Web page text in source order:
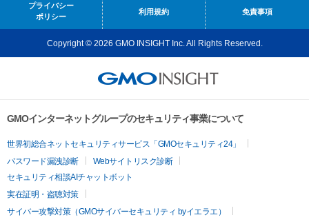
プライバシー
ポリシー
利用規約 免責事項
Copyright © 2026 GMO INSIGHT Inc. All Rights Reserved.
GMOインターネットグループのセキュリティ事業について
世界初総合ネットセキュリティサービス「GMOセキュリティ24」
パスワード漏洩診断
Webサイトリスク診断
セキュリティ相談AIチャットボット
実在証明・盗聴対策
サイバー攻撃対策（GMOサイバーセキュリティ byイエラエ）